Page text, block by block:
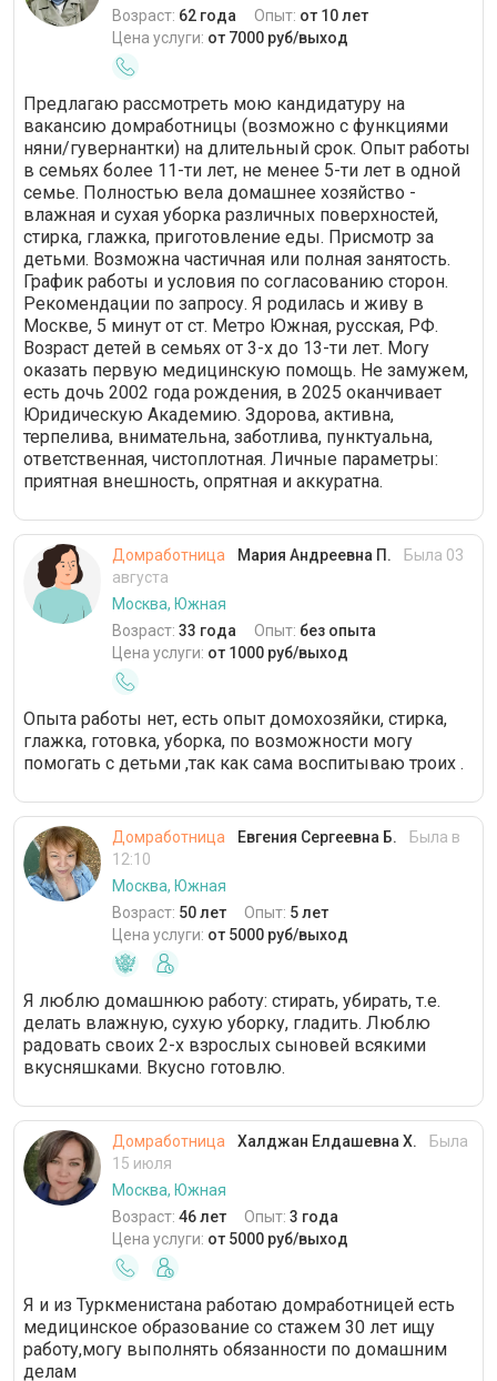
Возраст: 62 года Опыт: от 10 лет
Цена услуги: от 7000 руб/выход
Предлагаю рассмотреть мою кандидатуру на
вакансию домработницы (возможно с функциями
няни/гувернантки) на длительный срок. Опыт работы
в семьях более 11-ти лет, не менее 5-ти лет в одной
семье. Полностью вела домашнее хозяйство -
влажная и сухая уборка различных поверхностей,
стирка, глажка, приготовление еды. Присмотр за
детьми. Возможна частичная или полная занятость.
График работы и условия по согласованию сторон.
Рекомендации по запросу. Я родилась и живу в
Москве, 5 минут от ст. Метро Южная, русская, РФ.
Возраст детей в семьях от 3-х до 13-ти лет. Могу
оказать первую медицинскую помощь. Не замужем,
есть дочь 2002 года рождения, в 2025 оканчивает
Юридическую Академию. Здорова, активна,
терпелива, внимательна, заботлива, пунктуальна,
ответственная, чистоплотная. Личные параметры:
приятная внешность, опрятная и аккуратна.
Домработница Мария Андреевна П.
Была 03
августа
Москва, Южная
Возраст: 33 года Опыт: без опыта
Цена услуги: от 1000 руб/выход
Опыта работы нет, есть опыт домохозяйки, стирка,
глажка, готовка, уборка, по возможности могу
помогать с детьми ,так как сама воспитываю троих .
Домработница Евгения Сергеевна Б.
Была в
12:10
Москва, Южная
Возраст: 50 лет Опыт: 5 лет
Цена услуги: от 5000 руб/выход
Я люблю домашнюю работу: стирать, убирать, т.е.
делать влажную, сухую уборку, гладить. Люблю
радовать своих 2-х взрослых сыновей всякими
вкусняшками. Вкусно готовлю.
Домработница Халджан Елдашевна Х.
Была
15 июля
Москва, Южная
Возраст: 46 лет Опыт: 3 года
Цена услуги: от 5000 руб/выход
Я и из Туркменистана работаю домработницей есть
медицинское образование со стажем 30 лет ищу
работу,могу выполнять обязанности по домашним
делам